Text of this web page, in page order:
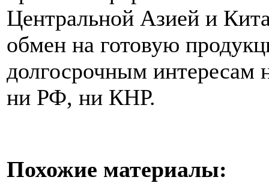
Центральной Азией и
обмен на готовую
долгосрочным интересам
ни РФ, ни КНР.
Похожие материалы: